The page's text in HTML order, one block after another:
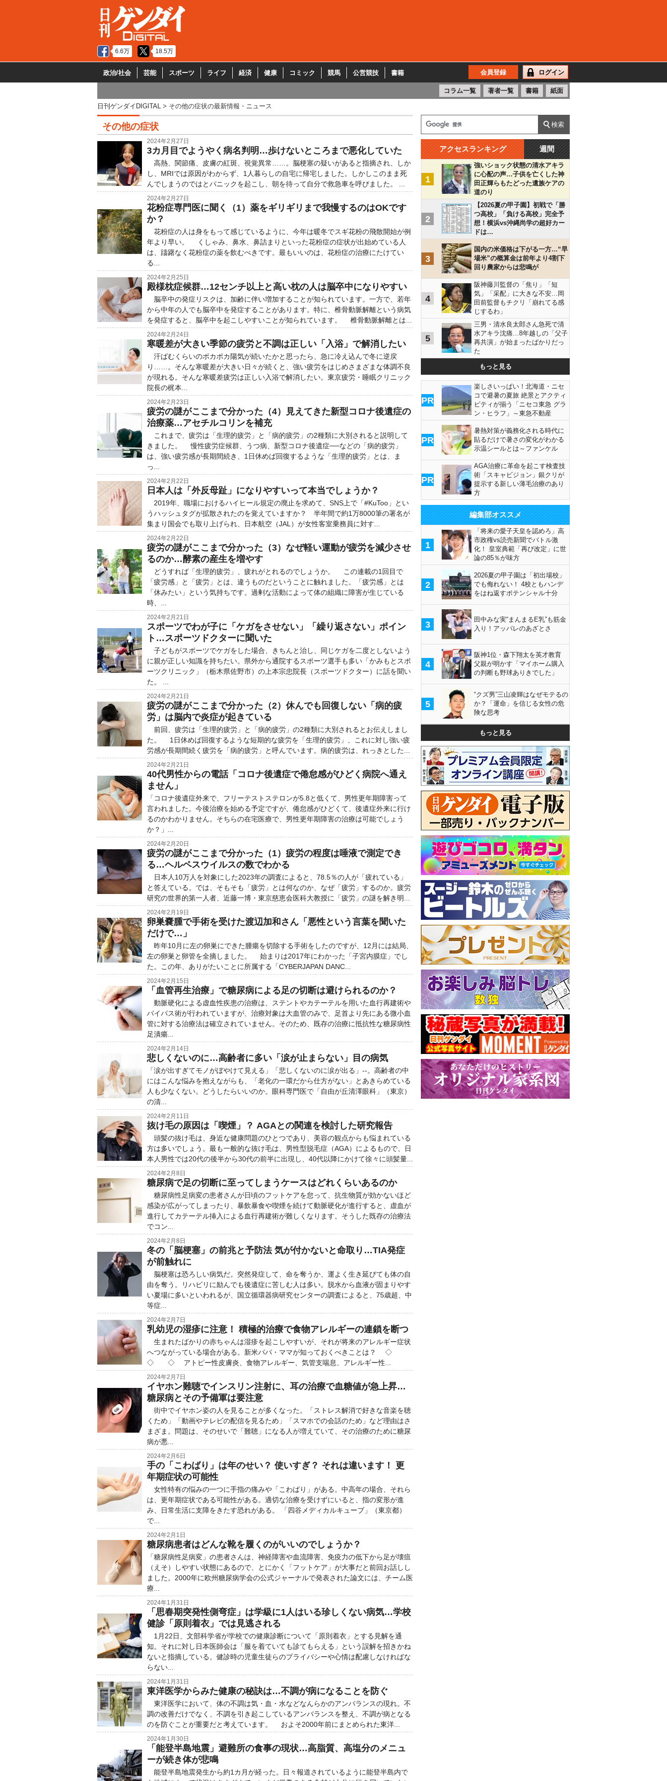
6.6万 18.5万
政治/社会 芸能 スポーツ ライフ 経済 健康 コミック 競馬 公営競技 書籍 会員登録 ログイン
コラム一覧 著者一覧 書籍 紙面
日刊ゲンダイDIGITAL その他の症状の最新情報・ニュース
その他の症状
2024年2月27日
3カ月目でようやく病名判明…歩けないところまで悪化していた
高熱、関節痛、皮膚の紅斑、視覚異常……。脳梗塞の疑いがあると指摘され、しか
し、MRIでは原因がわからず、1人暮らしの自宅に帰宅しました。しかしこのまま死
んでしまうのではとパニックを起こし、朝を待って自分で救急車を呼びました。 ...
2024年2月27日
花粉症専門医に聞く（1）薬をギリギリまで我慢するのはOKです
か？
花粉症の人は身をもって感じているように、今年は暖冬でスギ花粉の飛散開始が例
年より早い。 くしゃみ、鼻水、鼻詰まりといった花粉症の症状が出始めている人
は、躊躇なく花粉症の薬を飲むべきです。最もいいのは、花粉症の治療にたけてい
る...
2024年2月25日
殿様枕症候群…12センチ以上と高い枕の人は脳卒中になりやすい
脳卒中の発症リスクは、加齢に伴い増加することが知られています。一方で、若年
から中年の人でも脳卒中を発症することがあります。特に、椎骨動脈解離という病気
を発症すると、脳卒中を起こしやすいことが知られています。 椎骨動脈解離とは...
2024年2月24日
寒暖差が大きい季節の疲労と不調は正しい「入浴」で解消したい
汗ばむくらいのポカポカ陽気が続いたかと思ったら、急に冷え込んで冬に逆戻
り……。そんな寒暖差が大きい日々が続くと、強い疲労をはじめさまざまな体調不良
が現れる。そんな寒暖差疲労は正しい入浴で解消したい。東京疲労・睡眠クリニック
院長の梶本...
2024年2月23日
疲労の謎がここまで分かった（4）見えてきた新型コロナ後遺症の
治療薬…アセチルコリンを補充
これまで、疲労は「生理的疲労」と「病的疲労」の2種類に大別されると説明して
きました。 慢性疲労症候群、うつ病、新型コロナ後遺症──などの「病的疲労」
は、強い疲労感が長期間続き、1日休めば回復するような「生理的疲労」とは、ま
っ...
2024年2月22日
日本人は「外反母趾」になりやすいって本当でしょうか？
2019年、職場におけるハイヒール規定の廃止を求めて、SNS上で「#KuToo」とい
うハッシュタグが拡散されたのを覚えていますか？ 半年間で約1万8000筆の署名が
集まり国会でも取り上げられ、日本航空（JAL）が女性客室乗務員に対す...
2024年2月22日
疲労の謎がここまで分かった（3）なぜ軽い運動が疲労を減少させ
るのか…酵素の産生を増やす
どうすれば「生理的疲労」、疲れがとれるのでしょうか。 この連載の1回目で
「疲労感」と「疲労」とは、違うものだということに触れました。「疲労感」とは
「休みたい」という気持ちです。過剰な活動によって体の組織に障害が生じている
時、...
2024年2月21日
スポーツでわが子に「ケガをさせない」「繰り返さない」ポイン
ト…スポーツドクターに聞いた
子どもがスポーツでケガをした場合、きちんと治し、同じケガを二度としないよう
に親が正しい知識を持ちたい。県外から通院するスポーツ選手も多い「かみもとスポ
ーツクリニック」（栃木県佐野市）の上本宗忠院長（スポーツドクター）に話を聞い
た。 ...
2024年2月21日
疲労の謎がここまで分かった（2）休んでも回復しない「病的疲
労」は脳内で炎症が起きている
前回、疲労は「生理的疲労」と「病的疲労」の2種類に大別されるとお伝えしまし
た。 1日休めば回復するような短期的な疲労を「生理的疲労」、これに対し強い疲
労感が長期間続く疲労を「病的疲労」と呼んでいます。病的疲労は、れっきとした...
2024年2月21日
40代男性からの電話「コロナ後遺症で倦怠感がひどく病院へ通え
ません」
「コロナ後遺症外来で、フリーテストステロンが5.8と低くて、男性更年期障害って
言われました。今後治療を始める予定ですが、倦怠感がひどくて、後遺症外来に行け
るのかわかりません。そちらの在宅医療で、男性更年期障害の治療は可能でしょう
か？」...
2024年2月20日
疲労の謎がここまで分かった（1）疲労の程度は唾液で測定でき
る…ヘルペスウイルスの数でわかる
日本人10万人を対象にした2023年の調査によると、78.5％の人が「疲れている」
と答えている。では、そもそも「疲労」とは何なのか、なぜ「疲労」するのか。疲労
研究の世界的第一人者、近藤一博・東京慈恵会医科大教授に「疲労」の謎を解き明...
2024年2月19日
卵巣嚢腫で手術を受けた渡辺加和さん「悪性という言葉を聞いた
だけで…」
昨年10月に左の卵巣にできた腫瘍を切除する手術をしたのですが、12月には結局、
左の卵巣と卵管を全摘しました。 始まりは2017年にわかった「子宮内膜症」でし
た。この年、ありがたいことに所属する「CYBERJAPAN DANC...
2024年2月15日
「血管再生治療」で糖尿病による足の切断は避けられるのか？
動脈硬化による虚血性疾患の治療は、ステントやカテーテルを用いた血行再建術や
バイパス術が行われていますが、治療対象は大血管のみで、足首より先にある微小血
管に対する治療法は確立されていません。そのため、既存の治療に抵抗性な糖尿病性
足潰瘍...
2024年2月14日
悲しくないのに…高齢者に多い「涙が止まらない」目の病気
「涙が出すぎてモノがぼやけて見える」「悲しくないのに涙が出る」--。高齢者の中
にはこんな悩みを抱えながらも、「老化の一環だから仕方がない」とあきらめている
人も少なくない。どうしたらいいのか。眼科専門医で「自由が丘清澤眼科」（東京）
の清...
2024年2月11日
抜け毛の原因は「喫煙」？ AGAとの関連を検討した研究報告
頭髪の抜け毛は、身近な健康問題のひとつであり、美容の観点からも悩まれている
方は多いでしょう。最も一般的な抜け毛は、男性型脱毛症（AGA）によるもので、日
本人男性では20代の後半から30代の前半に出現し、40代以降にかけて徐々に頭髪量...
2024年2月8日
糖尿病で足の切断に至ってしまうケースはどれくらいあるのか
糖尿病性足病変の患者さんが日頃のフットケアを怠って、抗生物質が効かないほど
感染が広がってしまったり、暴飲暴食や喫煙を続けて動脈硬化が進行すると、虚血が
進行してカテーテル挿入による血行再建術が難しくなります。そうした既存の治療法
でコン...
2024年2月8日
冬の「脳梗塞」の前兆と予防法 気が付かないと命取り…TIA発症
が前触れに
脳梗塞は恐ろしい病気だ。突然発症して、命を奪うか、運よく生き延びても体の自
由を奪う。リハビリに励んでも後遺症に苦しむ人は多い。脱水から血液が固まりやす
い夏場に多いといわれるが、国立循環器病研究センターの調査によると、75歳超、中
等症...
2024年2月7日
乳幼児の湿疹に注意！ 積極的治療で食物アレルギーの連鎖を断つ
生まれたばかりの赤ちゃんは湿疹を起こしやすいが、それが将来のアレルギー症状
へつながっている場合がある。新米パパ・ママが知っておくべきことは？ ◇
◇ ◇ アトピー性皮膚炎、食物アレルギー、気管支喘息、アレルギー性...
2024年2月7日
イヤホン難聴でインスリン注射に、耳の治療で血糖値が急上昇…
糖尿病とその予備軍は要注意
街中でイヤホン姿の人を見ることが多くなった。「ストレス解消で好きな音楽を聴
くため」「動画やテレビの配信を見るため」「スマホでの会話のため」など理由はさ
まざま。問題は、そのせいで「難聴」になる人が増えていて、その治療のために糖尿
病が悪...
2024年2月6日
手の「こわばり」は年のせい？ 使いすぎ？ それは違います！ 更
年期症状の可能性
女性特有の悩みの一つに手指の痛みや「こわばり」がある。中高年の場合、それら
は、更年期症状である可能性がある。適切な治療を受けずにいると、指の変形が進
み、日常生活に支障をきたす恐れがある。 「四谷メディカルキューブ」（東京都）
で...
2024年2月1日
糖尿病患者はどんな靴を履くのがいいのでしょうか？
「糖尿病性足病変」の患者さんは、神経障害や血流障害、免疫力の低下から足が壊疽
（えそ）しやすい状態にあるので、とにかく「フットケア」が大事だと前回お話しし
ました。2000年に欧州糖尿病学会の公式ジャーナルで発表された論文には、チーム医
療...
2024年1月31日
「思春期突発性側弯症」は学級に1人はいる珍しくない病気…学校
健診「原則着衣」では見逃される
1月22日、文部科学省が学校での健康診断について「原則着衣」とする見解を通
知。それに対し日本医師会は「服を着ていても診てもらえる」という誤解を招きかね
ないと指摘している。健診時の児童生徒らのプライバシーや心情は配慮しなければな
らない...
2024年1月31日
東洋医学からみた健康の秘訣は…不調が病になることを防ぐ
東洋医学において、体の不調は気・血・水などなんらかのアンバランスの現れ。不
調の改善だけでなく、不調を引き起こしているアンバランスを整え、不調が病となる
のを防ぐことが重要だと考えています。 およそ2000年前にまとめられた東洋...
2024年1月30日
「能登半島地震」避難所の食事の現状…高脂質、高塩分のメニュ
ーが続き体が悲鳴
能登半島地震発生から約1カ月が経った。日々報道されているように能登半島内で
アクセスランキング 週間
1
強いショック状態の清水アキラ
に心配の声…子供を亡くした神
田正輝らもたどった遺族ケアの
道のり
2
【2026夏の甲子園】初戦で「勝
つ高校」「負ける高校」完全予
想！横浜vs沖縄尚学の超好カー
ドは…
3
国内の米価格は下がる一方…“早
場米”の概算金は前年より4割下
回り農家からは悲鳴が
4
阪神藤川監督の「焦り」「短
気」「采配」に大きな不安…岡
田前監督もチクリ「崩れてる感
じするわ」
5
三男・清水良太郎さん急死で清
水アキラ沈痛…8年越しの「父子
再共演」が始まったばかりだっ
た
もっと見る
PR
楽しさいっぱい！北海道・ニセ
コで避暑の夏旅 絶景とアクティ
ビティが揃う「ニセコ東急 グラ
ン・ヒラフ」～東急不動産
PR
暑熱対策が義務化される時代に
貼るだけで暑さの変化がわかる
示温シールとは～ファンケル
PR
AGA治療に革命を起こす検査技
術「スキャビジョン」銀クリが
提示する新しい薄毛治療のあり
方
編集部オススメ
1
「将来の愛子天皇を認めろ」高
市政権vs読売新聞でバトル激
化！ 皇室典範「再び改定」に世
論の85％が味方
2
2026夏の甲子園は「初出場校」
でも侮れない！ 4校ともハンデ
をはね返すポテンシャル十分
3
田中みな実“まんまるE乳”も筋金
入り！アッパレのあざとさ
4
阪神1位・森下翔太を英才教育
父親が明かす「マイホーム購入
の判断も野球ありきでした」
5
“クズ男”三山凌輝はなぜモテるの
か？「運命」を信じる女性の危
険な思考
もっと見る